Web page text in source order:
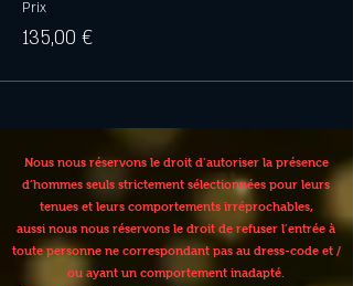
Prix
135,00 €
Nous nous réservons le droit d’autoriser la présence
d’hommes seuls strictement sélectionnées pour leurs
tenues et leurs comportements irréprochables,
aussi nous nous réservons le droit de refuser l’entrée à
toute personne ne correspondant pas au dress-code et /
ou ayant un comportement inadapté.